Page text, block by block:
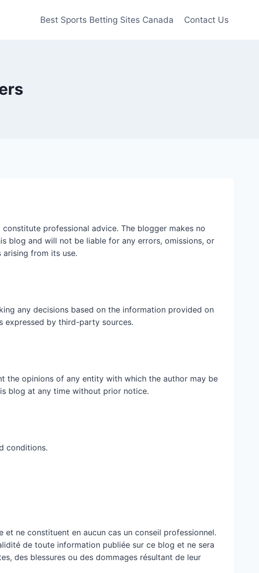
Best Sports Betting Sites Canada Contact Us
professional advice. The blogger makes no
blog and will not be liable for any errors, omissions, or
arising from its use.
any decisions based on the information provided on
expressed by third-party sources.
the opinions of any entity with which the author may be
blog at any time without prior notice.
conditions.
ne constituent en aucun cas un conseil professionnel.
de toute information publiée sur ce blog et ne sera
des blessures ou des dommages résultant de leur